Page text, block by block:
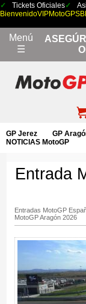
Tickets Oficiales
BienvenidoVIPMotoGP
Menú
☰
GP Jerez GP
NOTICIAS MotoGP
Entrada
Entradas MotoGP
MotoGP Aragón 2026